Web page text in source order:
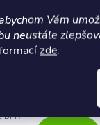
Vám
neustále
zde.
Nordlux Latif
DPH